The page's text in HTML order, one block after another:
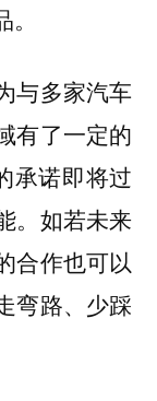
与多家汽车
有了一定的
承诺即将过
。如若未来
合作也可以
弯路、少踩